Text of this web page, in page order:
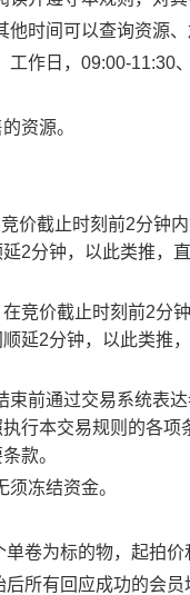
他时间可以查询资源
工作日，09:00-11:30
资源。
价截止时刻前2分钟
2分钟，以此类推，
竞价截止时刻前2分
延2分钟，以此类推
束前通过交易系统表
行本交易规则的各
款。
冻结资金。
卷为标的物，起拍
所有回应成功的会